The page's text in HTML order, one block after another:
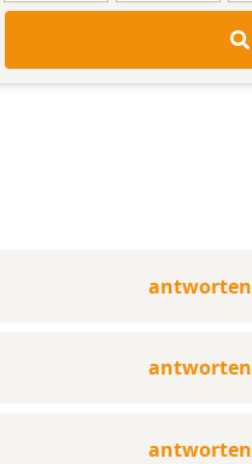
antworten
antworten
antworten